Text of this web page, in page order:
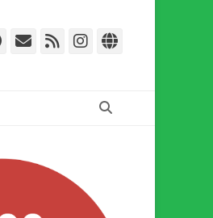
Facebook
E-
Webbflöde
Instagram